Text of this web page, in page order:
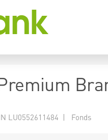
LU0552611484 | Fonds